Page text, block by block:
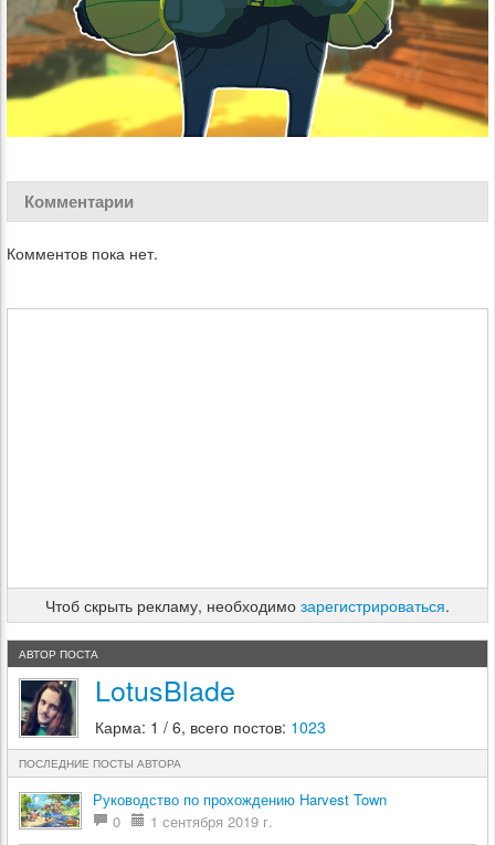
Комментарии
Комментов пока нет.
Чтоб скрыть рекламу, необходимо зарегистрироваться.
АВТОР ПОСТА
LotusBlade
Карма: 1 / 6, всего постов: 1023
ПОСЛЕДНИЕ ПОСТЫ АВТОРА
Руководство по прохождению Harvest Town
0
1 сентября 2019 г.